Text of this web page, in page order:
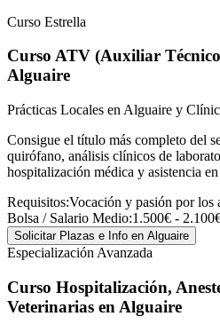
Curso Estrella
Curso ATV (Auxiliar
Alguaire
Prácticas Locales en Alguaire y
Consigue el título más completo del
quirófano, análisis clínicos de
hospitalización médica y asistencia
Requisitos:Vocación y pasión por los
Bolsa / Salario Medio:1.500€ -
Solicitar Plazas e Info en Alguaire
Especialización Avanzada
Curso Hospitalización,
Veterinarias en Alguaire